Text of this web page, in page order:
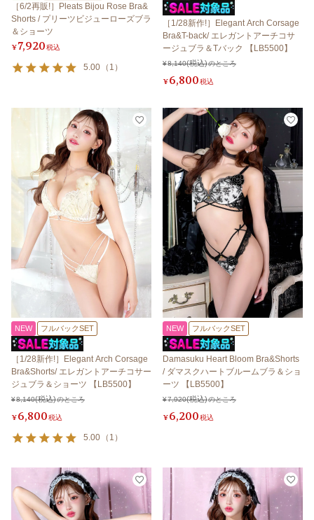
［6/2再販!］Pleats Bijou Rose Bra&
Shorts / プリーツビジューローズブラ
＆ショーツ
¥7,920税込
5.00 （ 1 ）
［1/28新作!］Elegant Arch Corsage
Bra&T-back/ エレガントアーチコサ
ージュブラ＆Tバック 【LB5500】
¥8,140 のところ
¥6,800税込
NEW フルバックSET
［1/28新作!］Elegant Arch Corsage
Bra&Shorts/ エレガントアーチコサー
ジュブラ＆ショーツ 【LB5500】
¥8,140 のところ
¥6,800税込
5.00 （ 1 ）
NEW フルバックSET
Damasuku Heart Bloom Bra&Shorts
/ ダマスクハートブルームブラ＆ショ
ーツ 【LB5500】
¥7,920 のところ
¥6,200税込